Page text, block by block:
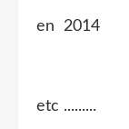
en 2014
etc .........